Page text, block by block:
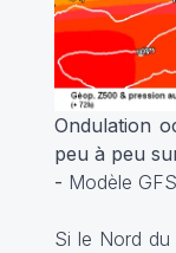
Ondulation
peu à peu
- Modèle
Si le Nord